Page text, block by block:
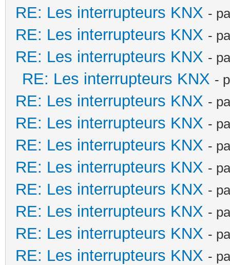
RE: Les interrupteurs KNX -
RE: Les interrupteurs KNX -
RE: Les interrupteurs KNX -
RE: Les interrupteurs KNX -
RE: Les interrupteurs KNX -
RE: Les interrupteurs KNX -
RE: Les interrupteurs KNX -
RE: Les interrupteurs KNX -
RE: Les interrupteurs KNX -
RE: Les interrupteurs KNX -
RE: Les interrupteurs KNX -
RE: Les interrupteurs KNX -